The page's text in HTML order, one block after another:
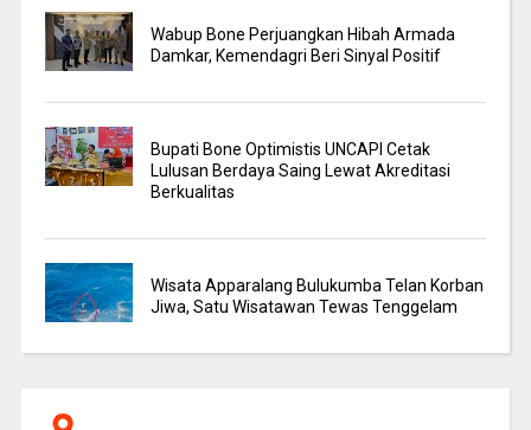
Wabup Bone Perjuangkan Hibah Armada
Damkar, Kemendagri Beri Sinyal Positif
Bupati Bone Optimistis UNCAPI Cetak
Lulusan Berdaya Saing Lewat Akreditasi
Berkualitas
Wisata Apparalang Bulukumba Telan Korban
Jiwa, Satu Wisatawan Tewas Tenggelam